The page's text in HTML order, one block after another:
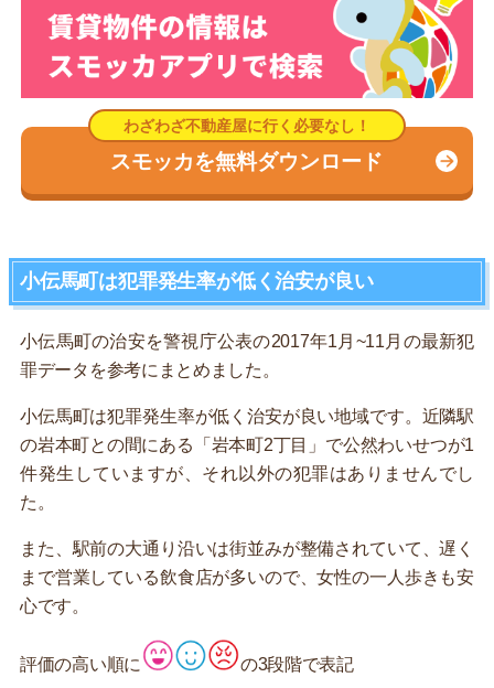
スモッカを無料ダウンロード
小伝馬町は犯罪発生率が低く治安が良い
小伝馬町の治安を警視庁公表の2017年1月~11月の最新犯
罪データを参考にまとめました。
小伝馬町は犯罪発生率が低く治安が良い地域です。近隣駅
の岩本町との間にある「岩本町2丁目」で公然わいせつが1
件発生していますが、それ以外の犯罪はありませんでし
た。
また、駅前の大通り沿いは街並みが整備されていて、遅く
まで営業している飲食店が多いので、女性の一人歩きも安
心です。
評価の高い順に の3段階で表記